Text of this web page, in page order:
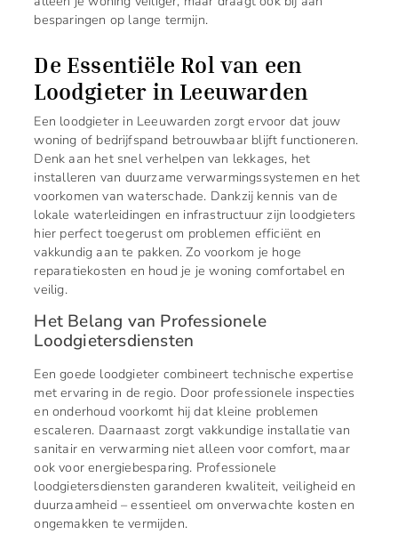
besparingen op lange termijn.
De Essentiële Rol van een
Loodgieter in Leeuwarden
Een loodgieter in Leeuwarden zorgt ervoor dat jouw
woning of bedrijfspand betrouwbaar blijft functioneren.
Denk aan het snel verhelpen van lekkages, het
installeren van duurzame verwarmingssystemen en het
voorkomen van waterschade. Dankzij kennis van de
lokale waterleidingen en infrastructuur zijn loodgieters
hier perfect toegerust om problemen efficiënt en
vakkundig aan te pakken. Zo voorkom je hoge
reparatiekosten en houd je je woning comfortabel en
veilig.
Het Belang van Professionele
Loodgietersdiensten
Een goede loodgieter combineert technische expertise
met ervaring in de regio. Door professionele inspecties
en onderhoud voorkomt hij dat kleine problemen
escaleren. Daarnaast zorgt vakkundige installatie van
sanitair en verwarming niet alleen voor comfort, maar
ook voor energiebesparing. Professionele
loodgietersdiensten garanderen kwaliteit, veiligheid en
duurzaamheid – essentieel om onverwachte kosten en
ongemakken te vermijden.